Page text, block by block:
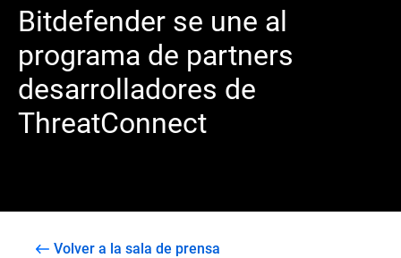
Bitdefender se une al
programa de partners
desarrolladores de
ThreatConnect
Volver a la sala de prensa